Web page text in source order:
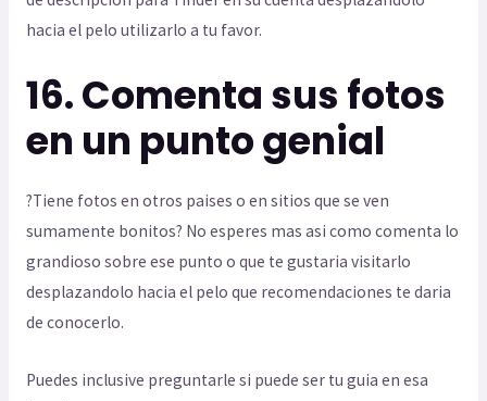
hacia el pelo utilizarlo a tu favor.
16. Comenta sus fotos
en un punto genial
?Tiene fotos en otros paises o en sitios que se ven
sumamente bonitos? No esperes mas asi­ como comenta lo
grandioso sobre ese punto o que te gustaria visitarlo
desplazandolo hacia el pelo que recomendaciones te daria
de conocerlo.
Puedes inclusive preguntarle si puede ser tu guia en esa